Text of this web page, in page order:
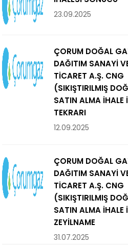
23.09.2025
ÇORUM DOĞAL
DAĞITIM SANAYİ
TİCARET A.Ş. CNG
(SIKIŞTIRILMIŞ
SATIN ALMA İHALE
TEKRARI
12.09.2025
ÇORUM DOĞAL
DAĞITIM SANAYİ
TİCARET A.Ş. CNG
(SIKIŞTIRILMIŞ
SATIN ALMA İHALE
ZEYİLNAME
31.07.2025